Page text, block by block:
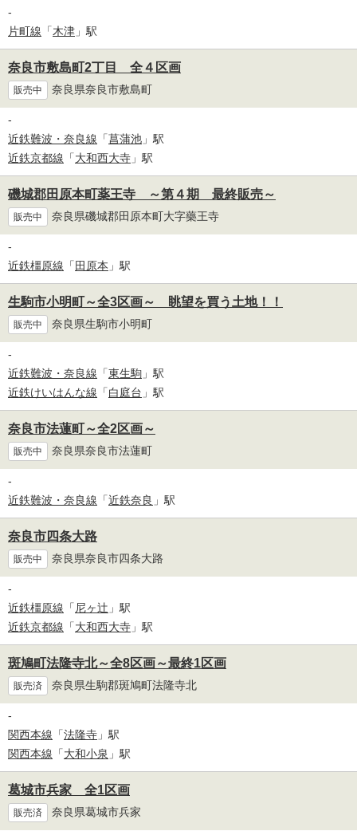
-
片町線 「木津 」駅
奈良市敷島町2丁目 全４区画
販売中 奈良県奈良市敷島町
-
近鉄難波・奈良線 「菖蒲池 」駅
近鉄京都線 「大和西大寺 」駅
磯城郡田原本町薬王寺 ～第４期 最終販売～
販売中 奈良県磯城郡田原本町大字藥王寺
-
近鉄橿原線 「 田原本 」駅
生駒市小明町～全3区画～ 眺望を買う土地！！
販売中 奈良県生駒市小明町
-
近鉄難波・奈良線 「東生駒 」駅
近鉄けいはんな線 「白庭台 」駅
奈良市法蓮町～全2区画～
販売中 奈良県奈良市法蓮町
-
近鉄難波・奈良線 「近鉄奈良 」駅
奈良市四条大路
販売中 奈良県奈良市四条大路
-
近鉄橿原線 「 尼ヶ辻 」駅
近鉄京都線 「大和西大寺 」駅
斑鳩町法隆寺北～全8区画～最終1区画
販売済 奈良県生駒郡斑鳩町法隆寺北
-
関西本線 「法隆寺 」駅
関西本線 「大和小泉 」駅
葛城市兵家 全1区画
販売済 奈良県葛城市兵家